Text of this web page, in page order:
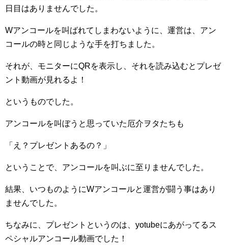
日目はありませんでした。
Wアンコールを叫ばれてしまわないように、運営は、アン
コールの時と同じような手を打ちました。
それが、モニターにQRを表示し、それを読み込むとプレゼ
ント動画が見れるよ！
というものでした。
アンコールを叫ぼうと思っていた厄介ヲタたちも
「え？プレゼントあるの？」
ということで、アンコールを叫ぶに至りませんでした。
結果、いつものようにWアンコールと運営が闘う事はあり
ませんでした。
ちなみに、プレゼントというのは、yotubeにあがってるス
ペシャルアンコール動画でした！